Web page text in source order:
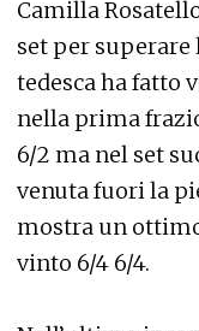
Camilla
set per superare
tedesca ha fatto
nella prima
6/2 ma nel set
venuta fuori la
mostra un
vinto 6/4 6/4.